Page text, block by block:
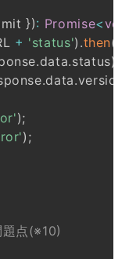
}): Promise<
+ 'status') .then(
.data.status)
.data.version
);
) ;
点(※10)